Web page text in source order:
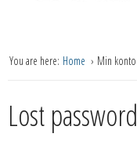
You are here: Home Min konto
Lost password